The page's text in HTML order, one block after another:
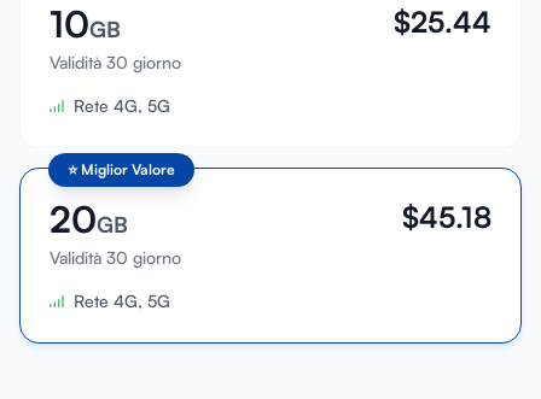
10GB
Validità 30 giorno
$25.44
Rete 4G, 5G
⭐ Miglior Valore
20GB
Validità 30 giorno
$45.18
Rete 4G, 5G